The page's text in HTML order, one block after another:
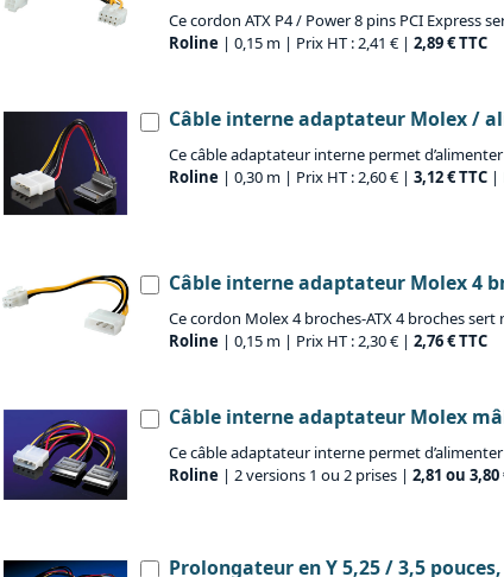
Ce cordon ATX P4 / Power 8 pins PCI Express
Roline | 0,15 m | Prix HT : 2,41 € | 2,89 € TTC
Câble interne adaptateur Molex /
Ce câble adaptateur interne permet
Roline | 0,30 m | Prix HT : 2,60 € | 3,12 € TTC |
Câble interne adaptateur Molex 4
Ce cordon Molex 4 broches-ATX 4 broches
Roline | 0,15 m | Prix HT : 2,30 € | 2,76 € TTC
Câble interne adaptateur Molex
Ce câble adaptateur interne permet
Roline | 2 versions 1 ou 2 prises | 2,81 ou 3,80
Prolongateur en Y 5,25 / 3,5